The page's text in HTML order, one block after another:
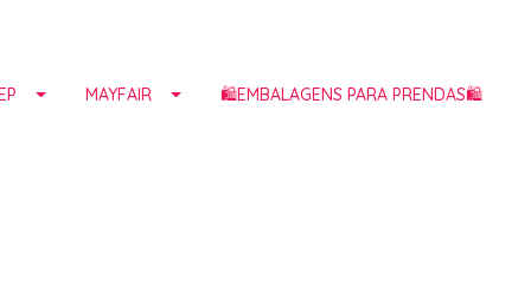
MAYFAIR 🛍️EMBALAGENS PARA PRENDAS🛍️